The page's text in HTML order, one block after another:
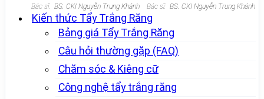
Bác sĩ: BS. CKI Nguyễn Trung Khánh Bác sĩ: BS. CKI Nguyễn Trung Khánh
Kiến thức Tẩy Trắng Răng
Bảng giá Tẩy Trắng Răng
Câu hỏi thường gặp (FAQ)
Chăm sóc & Kiêng cữ
Công nghệ tẩy trắng răng